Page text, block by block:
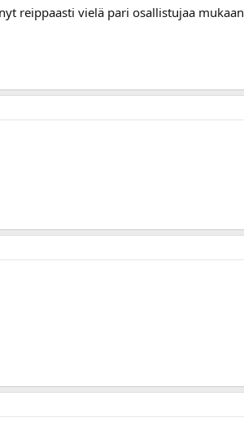
reippaasti vielä pari osallistujaa mukaan